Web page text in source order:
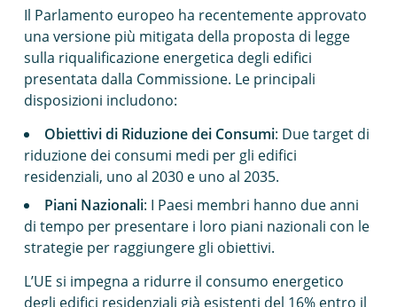
Il Parlamento europeo ha recentemente approvato
una versione più mitigata della proposta di legge
sulla riqualificazione energetica degli edifici
presentata dalla Commissione. Le principali
disposizioni includono:
Obiettivi di Riduzione dei Consumi: Due target di
riduzione dei consumi medi per gli edifici
residenziali, uno al 2030 e uno al 2035.
Piani Nazionali: I Paesi membri hanno due anni
di tempo per presentare i loro piani nazionali con le
strategie per raggiungere gli obiettivi.
L’UE si impegna a ridurre il consumo energetico
degli edifici residenziali già esistenti del 16% entro il